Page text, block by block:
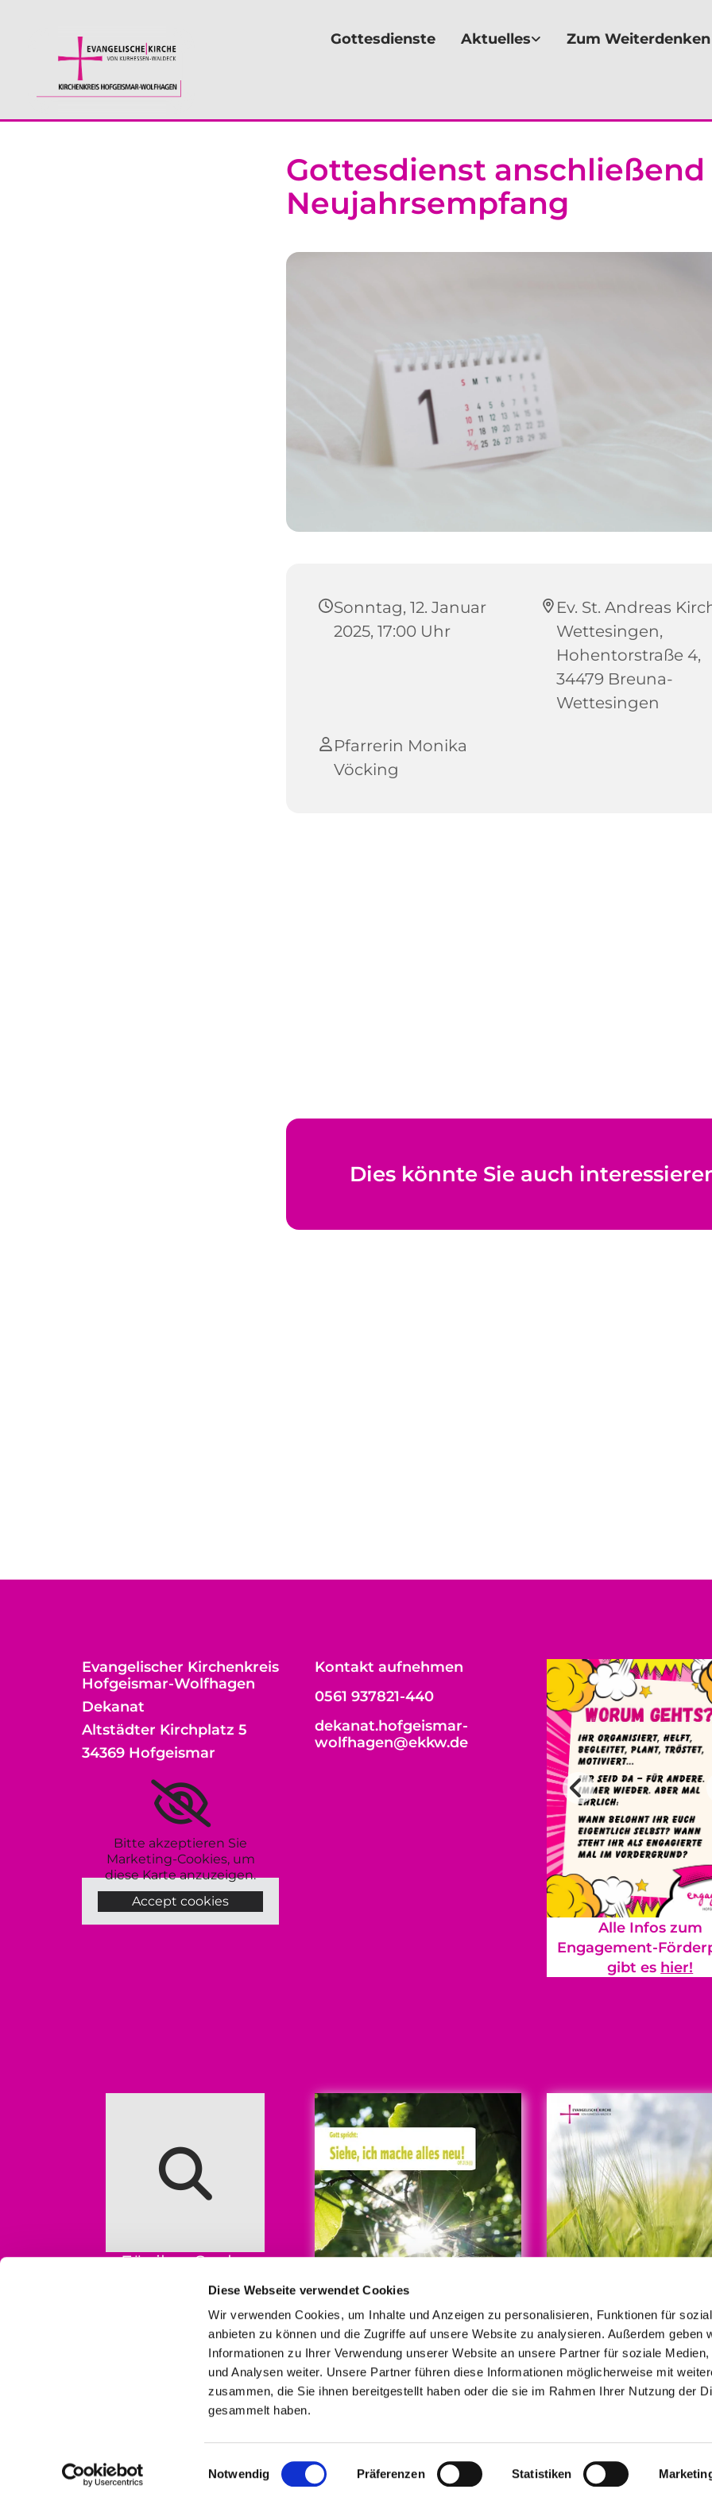
Diese Webseite verwendet Cookies
Wir verwenden Cookies, um Inhalte und Anzeigen zu personalisieren, Funktionen für
anbieten zu können und die Zugriffe auf unsere Website zu analysieren. Außerdem geben
Informationen zu Ihrer Verwendung unserer Website an unsere Partner für soziale Medien,
und Analysen weiter. Unsere Partner führen diese Informationen möglicherweise mit
zusammen, die Sie ihnen bereitgestellt haben oder die sie im Rahmen Ihrer Nutzung der
gesammelt haben.
Einwilligungsauswahl
Notwendig Präferenzen Statistiken
Gottesdienste Aktuelles Zum Weiterdenken
Gottesdienst anschließend
Neujahrsempfang
Sonntag, 12. Januar
2025, 17:00 Uhr
Ev. St. Andreas
Wettesingen,
Hohentorstraße 4,
34479 Breuna-
Wettesingen
Pfarrerin Monika
Vöcking
Dies könnte Sie auch
Evangelischer Kirchenkreis
Hofgeismar-Wolfhagen
Dekanat
Altstädter Kirchplatz 5
34369 Hofgeismar
Bitte akzeptieren Sie
Marketing-Cookies, um
diese Karte anzuzeigen.
Accept cookies
Kontakt aufnehmen
0561 937821-440
dekanat.hofgeismar-
wolfhagen@ekkw.de
Alle Infos zum
Engagement-
gibt es hier!
Für ihre Suche
© Foto/Grafik: medio.tv/Schauderna/